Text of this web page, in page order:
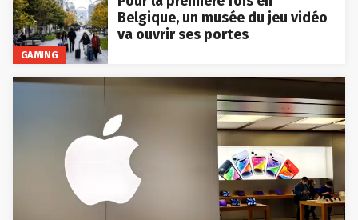
GAMING
Belgique, un musée du jeu vidéo
va ouvrir ses portes